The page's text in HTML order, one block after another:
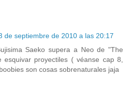
de septiembre de 2010 a las 20:17
Saeko supera a Neo de "The
proyectiles ( véanse cap 8,
son cosas sobrenaturales jaja